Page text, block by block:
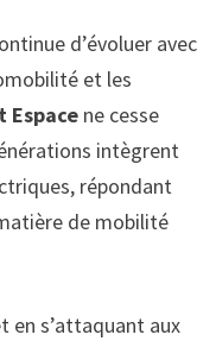
d’évoluer avec
et les
Espacene cesse
intègrent
répondant
de mobilité
en s’attaquant aux